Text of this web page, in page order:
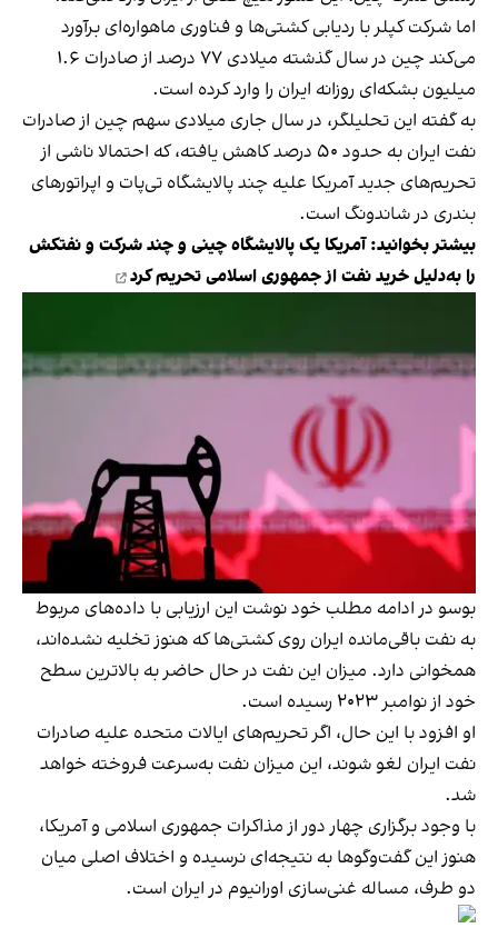
اما شرکت کپلر با ردیابی کشتی‌ها و فناوری ماهواره‌ای برآورد
می‌کند چین در سال گذشته میلادی ۷۷ درصد از صادرات ۱.۶
میلیون بشکه‌ای روزانه ایران را وارد کرده است.
به گفته این تحلیلگر، در سال جاری میلادی سهم چین از صادرات
نفت ایران به حدود ۵۰ درصد کاهش یافته، که احتمالا ناشی از
تحریم‌های جدید آمریکا علیه چند پالایشگاه تی‌پات و اپراتورهای
بندری در شاندونگ است.
بیشتر بخوانید:آمریکا یک پالایشگاه چینی و چند شرکت و نفتکش
را به‌دلیل خرید نفت از جمهوری اسلامی تحریم کرد
بوسو در ادامه مطلب خود نوشت این ارزیابی با داده‌های مربوط
به نفت باقی‌مانده ایران روی کشتی‌ها که هنوز تخلیه نشده‌اند،
همخوانی دارد. میزان این نفت در حال حاضر به بالاترین سطح
خود از نوامبر ۲۰۲۳ رسیده است.
او افزود با این حال، اگر تحریم‌های ایالات متحده علیه صادرات
نفت ایران لغو شوند، این میزان نفت به‌سرعت فروخته خواهد
شد.
با وجود برگزاری چهار دور از مذاکرات جمهوری اسلامی و آمریکا،
هنوز این گفت‌وگوها به نتیجه‌ای نرسیده و اختلاف اصلی میان
دو طرف، مساله غنی‌سازی اورانیوم در ایران است.